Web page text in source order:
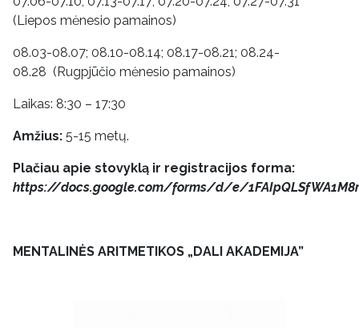
(Liepos mėnesio pamainos)
08.03-08.07; 08.10-08.14; 08.17-08.21; 08.24-
08.28 (Rugpjūčio mėnesio pamainos)
Laikas: 8:30 – 17:30
Amžius: 5-15 metų.
Plačiau apie stovyklą ir registracijos forma:
https://docs.google.com/forms/d/e/
MENTALINĖS ARITMETIKOS „DALI AKADEMIJA”